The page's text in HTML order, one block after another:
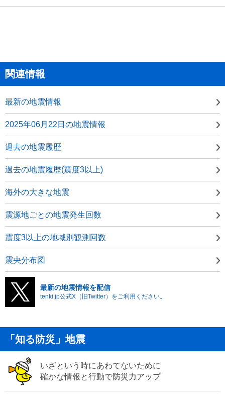
関連情報
最新の地震情報
2025年06月22日の地震情報
過去の地震履歴
過去の地震履歴(震度3以上)
海外の大きな地震
震源地ごとの地震発生回数
震度3以上の地域別観測回数
震央分布図
最新の地震情報を配信
tenki.jp公式X（旧Twitter）をご利用ください。
「知る防災」地震
いざという時にあわてないために
確かな情報と行動で防災力アップ